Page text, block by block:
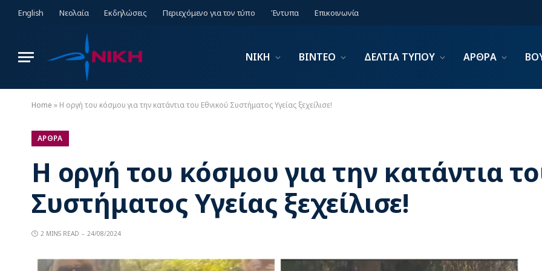
English Νεολαία Εκδηλώσεις Περιεχόμενο για τον τύπο Έντυπα Επικοινωνία
ΝΙΚΗ ΒΙΝΤΕΟ ΔΕΛΤΙΑ ΤΥΠΟΥ ΑΡΘΡΑ
Home » Η οργή του κόσμου για την κατάντια του Εθνικού Συστήματος Υγείας ξεχείλισε!
ΑΡΘΡΑ
Η οργή του κόσμου για την κατάντια
Συστήματος Υγείας ξεχείλισε!
2 MINS READ 24/08/2024